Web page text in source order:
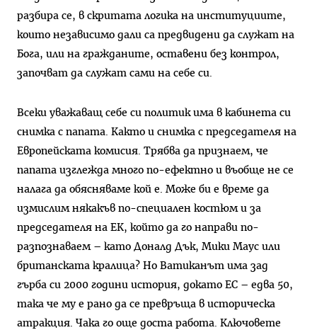
разбира се, в скритата логика на институциите,
които независимо дали са предвидени да служат на
Бога, или на гражданите, оставени без контрол,
започват да служат сами на себе си.
Всеки уважаващ себе си политик има в кабинета си
снимка с папата. Както и снимка с председателя на
Европейската комисия. Трябва да признаем, че
папата изглежда много по-ефектно и въобще не се
налага да обясняваме кой е. Може би е време да
измислим някакъв по-специален костюм и за
председателя на ЕК, който да го направи по-
разпознаваем – като Доналд Дък, Мики Маус или
британската кралица? Но Ватиканът има зад
гърба си 2000 години история, докато ЕС – едва 50,
така че му е рано да се превръща в историческа
атракция. Чака го още доста работа. Ключовете